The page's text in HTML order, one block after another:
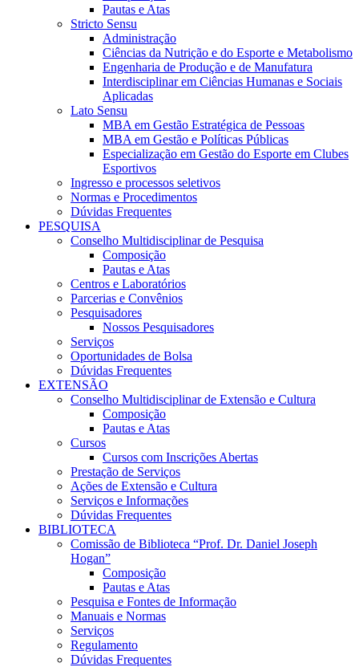
Pautas e Atas
Stricto Sensu
Administração
Ciências da Nutrição e do Esporte e Metabolismo
Engenharia de Produção e de Manufatura
Interdisciplinar em Ciências Humanas e Sociais
Aplicadas
Lato Sensu
MBA em Gestão Estratégica de Pessoas
MBA em Gestão e Políticas Públicas
Especialização em Gestão do Esporte em Clubes
Esportivos
Ingresso e processos seletivos
Normas e Procedimentos
Dúvidas Frequentes
PESQUISA
Conselho Multidisciplinar de Pesquisa
Composição
Pautas e Atas
Centros e Laboratórios
Parcerias e Convênios
Pesquisadores
Nossos Pesquisadores
Serviços
Oportunidades de Bolsa
Dúvidas Frequentes
EXTENSÃO
Conselho Multidisciplinar de Extensão e Cultura
Composição
Pautas e Atas
Cursos
Cursos com Inscrições Abertas
Prestação de Serviços
Ações de Extensão e Cultura
Serviços e Informações
Dúvidas Frequentes
BIBLIOTECA
Comissão de Biblioteca “Prof. Dr. Daniel Joseph
Hogan”
Composição
Pautas e Atas
Pesquisa e Fontes de Informação
Manuais e Normas
Serviços
Regulamento
Dúvidas Frequentes